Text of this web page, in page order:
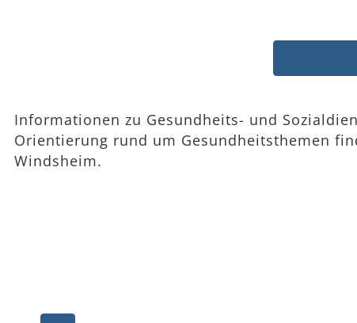
Informationen zu Gesundheits- und
Orientierung rund um Gesundheitsthemen
Windsheim.